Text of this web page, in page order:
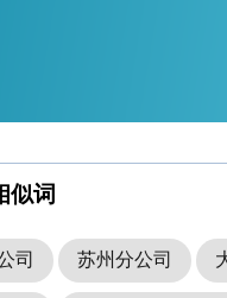
似词
司 苏州分公司